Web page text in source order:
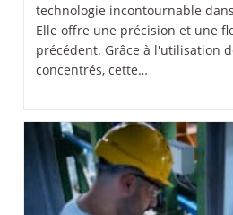
technologie incontournable
Elle offre une précision et une
précédent. Grâce à l'utilisation
concentrés, cette…